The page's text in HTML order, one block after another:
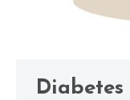
Diabetes